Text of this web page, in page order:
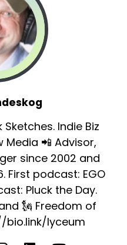
Sketches. Indie Biz
Media 📲 Advisor,
since 2002 and
First podcast: EGO
Pluck the Day.
🗽 Freedom of
bio.link/lyceum